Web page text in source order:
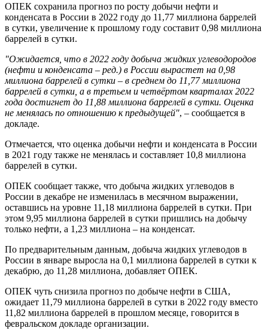
ОПЕК сохранила прогноз по росту добычи нефти и
конденсата в России в 2022 году до 11,77 миллиона баррелей
в сутки, увеличение к прошлому году составит 0,98 миллиона
баррелей в сутки.
"Ожидается, что в 2022 году добыча жидких углеводородов
(нефти и конденсата – ред.) в России вырастет на 0,98
миллиона баррелей в сутки – в среднем до 11,77 миллиона
баррелей в сутки, а в третьем и четвёртом кварталах 2022
года достигнет до 11,88 миллиона баррелей в сутки. Оценка
не менялась по отношению к предыдущей", – сообщается в
докладе.
Отмечается, что оценка добычи нефти и конденсата в России
в 2021 году также не менялась и составляет 10,8 миллиона
баррелей в сутки.
ОПЕК сообщает также, что добыча жидких углеводов в
России в декабре не изменилась в месячном выражении,
оставшись на уровне 11,18 миллиона баррелей в сутки. При
этом 9,95 миллиона баррелей в сутки пришлись на добычу
только нефти, а 1,23 миллиона – на конденсат.
По предварительным данным, добыча жидких углеводов в
России в январе выросла на 0,1 миллиона баррелей в сутки к
декабрю, до 11,28 миллиона, добавляет ОПЕК.
ОПЕК чуть снизила прогноз по добыче нефти в США,
ожидает 11,79 миллиона баррелей в сутки в 2022 году вместо
11,82 миллиона баррелей в прошлом месяце, говорится в
февральском докладе организации.